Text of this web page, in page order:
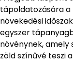
tápoldatozására a
növekedési
egyszer
növénynek,
zöld színűvé teszi